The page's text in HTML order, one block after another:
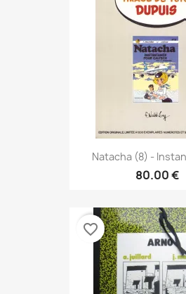
Natacha (8) -
80.00 €
favorite_border